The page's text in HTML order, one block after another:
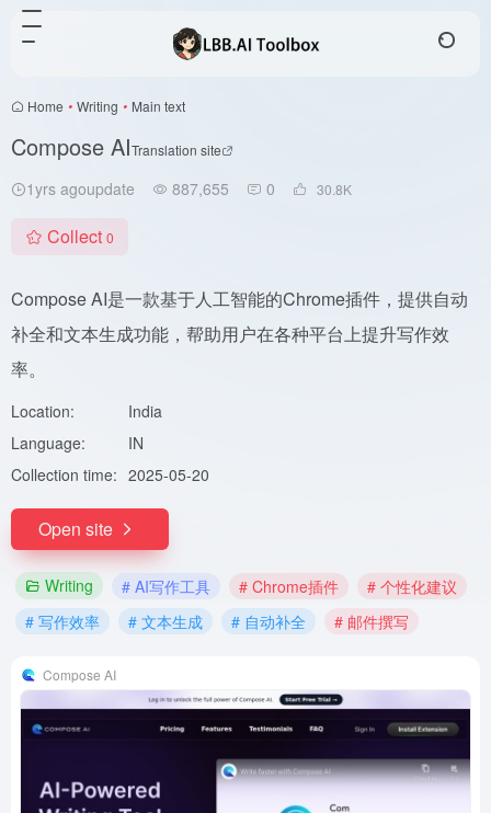
Home • Writing • Main text
Compose AITranslation site
1yrs agoupdate 887,655 0 30.8K
Collect 0
Compose AI是一款基于人工智能的Chrome插件，提供自动
补全和文本生成功能，帮助用户在各种平台上提升写作效
率。
Location:
India
Language:
IN
Collection time: 2025-05-20
Open site
Writing # AI写作工具 # Chrome插件
# 个性化建议
# 写作效率
# 文本生成 # 自动补全 # 邮件撰写
Compose AI